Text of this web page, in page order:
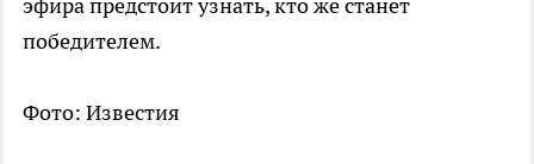
эфира предстоит узнать, кто же станет
победителем.
Фото: Известия